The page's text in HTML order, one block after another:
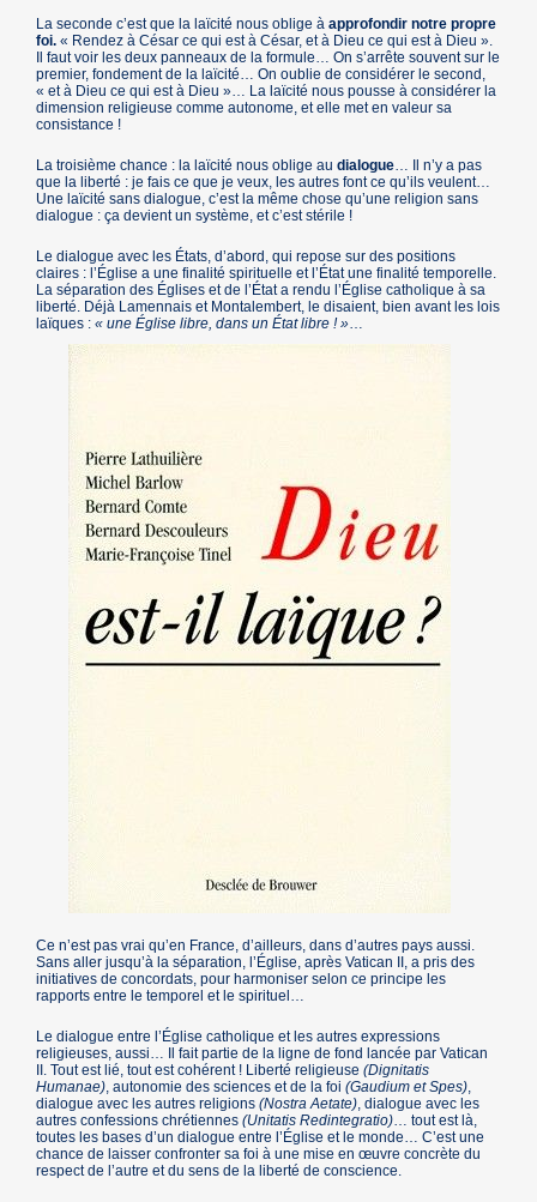
La seconde c’est que la laïcité nous oblige àapprofondir notre propre
foi. « Rendez à César ce qui est à César, et à Dieu ce qui est à Dieu ».
Il faut voir les deux panneaux de la formule… On s’arrête souvent sur le
premier, fondement de la laïcité… On oublie de considérer le second,
« et à Dieu ce qui est à Dieu »… La laïcité nous pousse à considérer la
dimension religieuse comme autonome, et elle met en valeur sa
consistance !
La troisième chance : la laïcité nous oblige audialogue… Il n’y a pas
que la liberté : je fais ce que je veux, les autres font ce qu’ils veulent…
Une laïcité sans dialogue, c’est la même chose qu’une religion sans
dialogue : ça devient un système, et c’est stérile !
Le dialogue avec les États, d’abord, qui repose sur des positions
claires : l’Église a une finalité spirituelle et l’État une finalité temporelle.
La séparation des Églises et de l’État a rendu l’Église catholique à sa
liberté. Déjà Lamennais et Montalembert, le disaient, bien avant les lois
laïques :« une Église libre, dans un État libre ! »…
Ce n’est pas vrai qu’en France, d’ailleurs, dans d’autres pays aussi.
Sans aller jusqu’à la séparation, l’Église, après Vatican II, a pris des
initiatives de concordats, pour harmoniser selon ce principe les
rapports entre le temporel et le spirituel…
Le dialogue entre l’Église catholique et les autres expressions
religieuses, aussi… Il fait partie de la ligne de fond lancée par Vatican
II. Tout est lié, tout est cohérent ! Liberté religieuse(Dignitatis
Humanae), autonomie des sciences et de la foi(Gaudium et Spes),
dialogue avec les autres religions(Nostra Aetate), dialogue avec les
autres confessions chrétiennes(Unitatis Redintegratio)… tout est là,
toutes les bases d’un dialogue entre l’Église et le monde… C’est une
chance de laisser confronter sa foi à une mise en œuvre concrète du
respect de l’autre et du sens de la liberté de conscience.